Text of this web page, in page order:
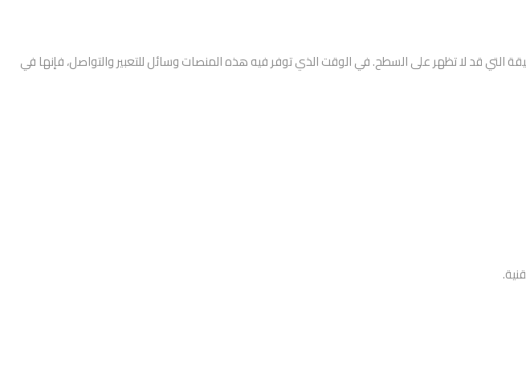
التي قد لا تظهر على السطح. في الوقت الذي توفر فيه هذه المنصات وسائل للتعبير والتواصل، فإنها في